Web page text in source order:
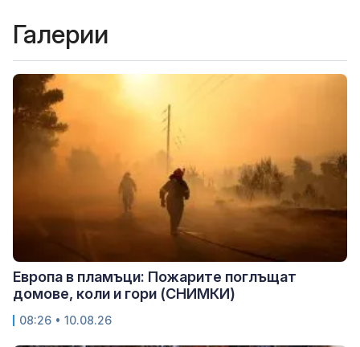
Галерии
Европа в пламъци: Пожарите поглъщат
домове, коли и гори (СНИМКИ)
08:26 • 10.08.26